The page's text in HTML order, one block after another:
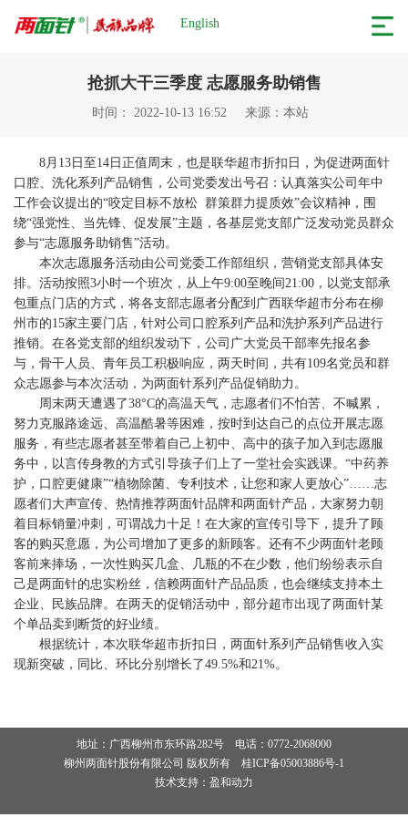
English
抢抓大干三季度 志愿服务助销售
时间： 2022-10-13 16:52 来源：本站
8月13日至14日正值周末，也是联华超市折扣日，为促进两面针
口腔、洗化系列产品销售，公司党委发出号召：认真落实公司年中
工作会议提出的“咬定目标不放松 群策群力提质效”会议精神，围
绕“强党性、当先锋、促发展”主题，各基层党支部广泛发动党员群众
参与“志愿服务助销售”活动。
本次志愿服务活动由公司党委工作部组织，营销党支部具体安
排。活动按照3小时一个班次，从上午9:00至晚间21:00，以党支部承
包重点门店的方式，将各支部志愿者分配到广西联华超市分布在柳
州市的15家主要门店，针对公司口腔系列产品和洗护系列产品进行
推销。在各党支部的组织发动下，公司广大党员干部率先报名参
与，骨干人员、青年员工积极响应，两天时间，共有109名党员和群
众志愿参与本次活动，为两面针系列产品促销助力。
周末两天遭遇了38°C的高温天气，志愿者们不怕苦、不喊累，
努力克服路途远、高温酷暑等困难，按时到达自己的点位开展志愿
服务，有些志愿者甚至带着自己上初中、高中的孩子加入到志愿服
务中，以言传身教的方式引导孩子们上了一堂社会实践课。“中药养
护，口腔更健康”“植物除菌、专利技术，让您和家人更放心”……志
愿者们大声宣传、热情推荐两面针品牌和两面针产品，大家努力朝
着目标销量冲刺，可谓战力十足！在大家的宣传引导下，提升了顾
客的购买意愿，为公司增加了更多的新顾客。还有不少两面针老顾
客前来捧场，一次性购买几盒、几瓶的不在少数，他们纷纷表示自
己是两面针的忠实粉丝，信赖两面针产品品质，也会继续支持本土
企业、民族品牌。在两天的促销活动中，部分超市出现了两面针某
个单品卖到断货的好业绩。
根据统计，本次联华超市折扣日，两面针系列产品销售收入实
现新突破，同比、环比分别增长了49.5%和21%。
地址：广西柳州市东环路282号 电话：0772-2068000
柳州两面针股份有限公司 版权所有 桂ICP备05003886号-1
技术支持：盈和动力